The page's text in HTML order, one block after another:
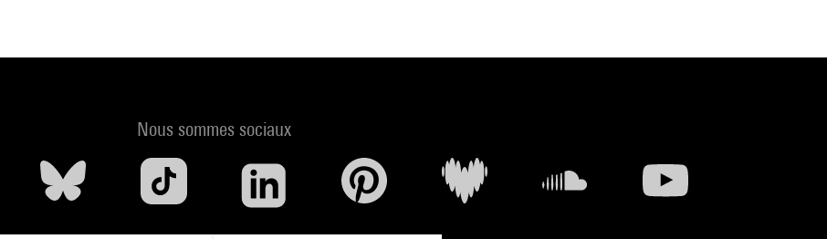
Nous sommes sociaux